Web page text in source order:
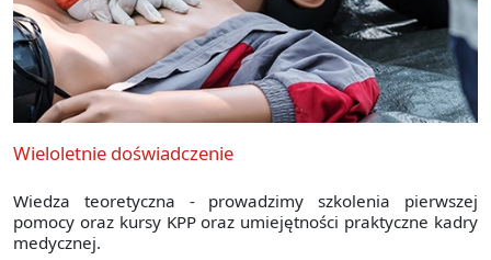
Wieloletnie doświadczenie
Wiedza teoretyczna - prowadzimy szkolenia pierwszej
pomocy oraz kursy KPP oraz umiejętności praktyczne kadry
medycznej.